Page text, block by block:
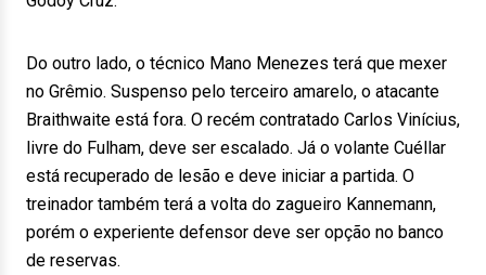
Do outro lado, o técnico Mano Menezes terá que mexer
no Grêmio. Suspenso pelo terceiro amarelo, o atacante
Braithwaite está fora. O recém contratado Carlos Vinícius,
livre do Fulham, deve ser escalado. Já o volante Cuéllar
está recuperado de lesão e deve iniciar a partida. O
treinador também terá a volta do zagueiro Kannemann,
porém o experiente defensor deve ser opção no banco
de reservas.